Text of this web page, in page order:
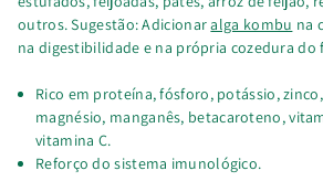
outros. Sugestão: Adicionaralga kombu na
na digestibilidade e na própria cozedura do
Rico em proteína, fósforo, potássio,
magnésio, manganês, betacaroteno,
vitamina C.
Reforço do sistema imunológico.